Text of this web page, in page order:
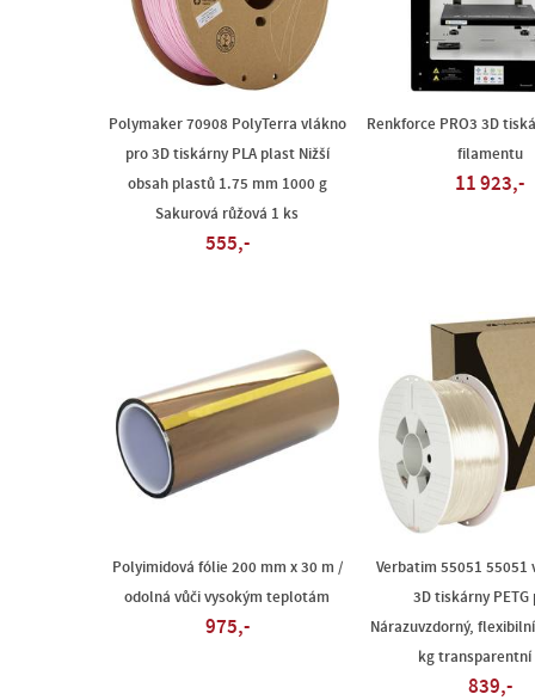
Polymaker 70908 PolyTerra vlákno
pro 3D tiskárny PLA plast Nižší
obsah plastů 1.75 mm 1000 g
Sakurová růžová 1 ks
555,-
Renkforce PRO3 3D
filamentu
11 923,-
Polyimidová fólie 200 mm x 30 m /
odolná vůči vysokým teplotám
975,-
Verbatim 55051 55051
3D tiskárny PETG
Nárazuvzdorný,
kg transparentní
839,-